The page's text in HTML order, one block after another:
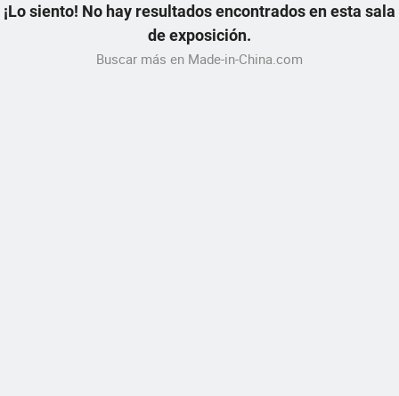
¡Lo siento! No hay resultados encontrados en esta sala
de exposición.
Buscar más en Made-in-China.com